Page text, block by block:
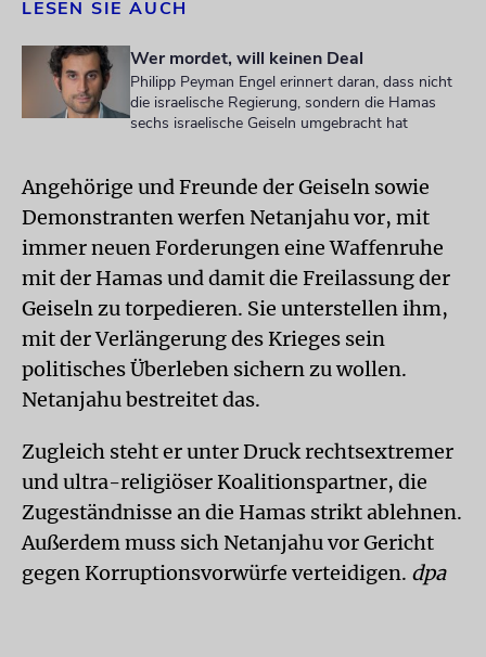
LESEN SIE AUCH
Wer mordet, will keinen Deal
Philipp Peyman Engel erinnert daran, dass nicht
die israelische Regierung, sondern die Hamas
sechs israelische Geiseln umgebracht hat
Angehörige und Freunde der Geiseln sowie
Demonstranten werfen Netanjahu vor, mit
immer neuen Forderungen eine Waffenruhe
mit der Hamas und damit die Freilassung der
Geiseln zu torpedieren. Sie unterstellen ihm,
mit der Verlängerung des Krieges sein
politisches Überleben sichern zu wollen.
Netanjahu bestreitet das.
Zugleich steht er unter Druck rechtsextremer
und ultra-religiöser Koalitionspartner, die
Zugeständnisse an die Hamas strikt ablehnen.
Außerdem muss sich Netanjahu vor Gericht
gegen Korruptionsvorwürfe verteidigen. dpa